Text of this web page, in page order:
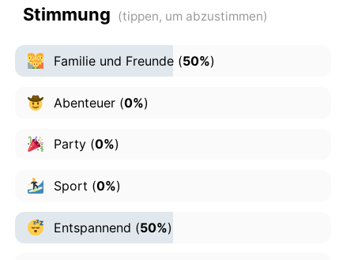
Stimmung
Familie und Freunde(50%)
Abenteuer(0%)
Party(0%)
Sport (0%)
Entspannend (50%)